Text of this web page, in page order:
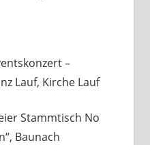
–
Lauf, Kirche Lauf
Stammtisch No
Baunach